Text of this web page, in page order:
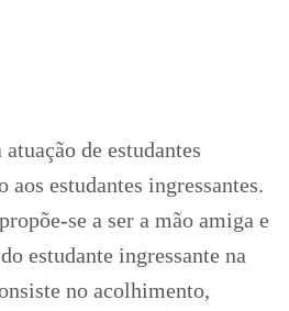
de estudantes
aos estudantes ingressantes.
se a ser a mão amiga e
estudante ingressante na
no acolhimento,